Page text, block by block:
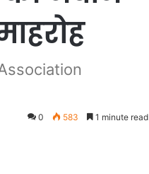
0 583 1 minute read